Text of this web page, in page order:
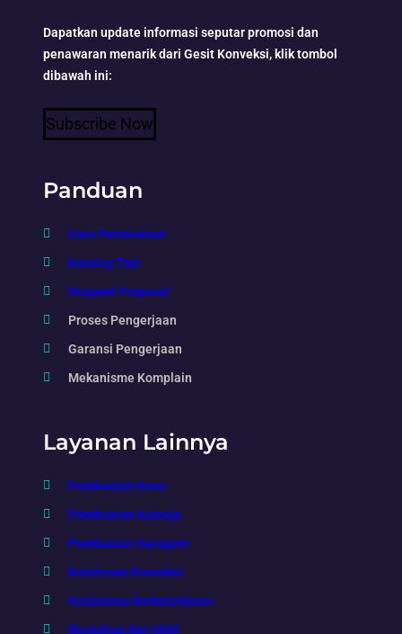
Dapatkan update informasi seputar promosi dan
penawaran menarik dari Gesit Konveksi, klik tombol
dibawah ini:
Subscribe Now
Panduan
Cara Pemesanan
Katalog Topi
Request Proposal
Proses Pengerjaan
Garansi Pengerjaan
Mekanisme Komplain
Layanan Lainnya
Pembuatan Kaos
Pembuatan Kemeja
Pembuatan Seragam
Kemitraan Konveksi
Kerjasama Berkelanjutan
Workshop dan UKM